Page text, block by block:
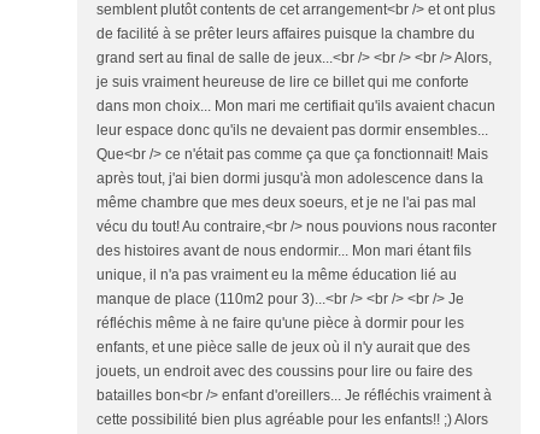
semblent plutôt contents de cet arrangement<br /> et ont plus
de facilité à se prêter leurs affaires puisque la chambre du
grand sert au final de salle de jeux...<br /> <br /> <br /> Alors,
je suis vraiment heureuse de lire ce billet qui me conforte
dans mon choix... Mon mari me certifiait qu'ils avaient chacun
leur espace donc qu'ils ne devaient pas dormir ensembles...
Que<br /> ce n'était pas comme ça que ça fonctionnait! Mais
après tout, j'ai bien dormi jusqu'à mon adolescence dans la
même chambre que mes deux soeurs, et je ne l'ai pas mal
vécu du tout! Au contraire,<br /> nous pouvions nous raconter
des histoires avant de nous endormir... Mon mari étant fils
unique, il n'a pas vraiment eu la même éducation lié au
manque de place (110m2 pour 3)...<br /> <br /> <br /> Je
réfléchis même à ne faire qu'une pièce à dormir pour les
enfants, et une pièce salle de jeux où il n'y aurait que des
jouets, un endroit avec des coussins pour lire ou faire des
batailles bon<br /> enfant d'oreillers... Je réfléchis vraiment à
cette possibilité bien plus agréable pour les enfants!! ;) Alors